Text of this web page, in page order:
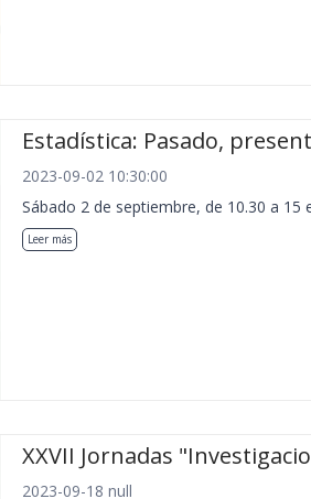
Estadística: Pasado,
2023-09-02 10:30:00
Sábado 2 de septiembre, de 10.30 a 15
Leer más
XXVII Jornadas
2023-09-18 null